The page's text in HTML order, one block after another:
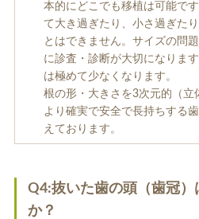
入れ歯
予防歯科
本的にどこでも移植は可能で
て大き過ぎたり、小さ過ぎた
とはできません。サイズの問
に診査・診断が大切になりま
は極めて少なくなります。
根の形・大きさを3次元的（立
より確実で安全で長持ちする
えております。
Q4:抜いた歯の頭（歯冠
か？